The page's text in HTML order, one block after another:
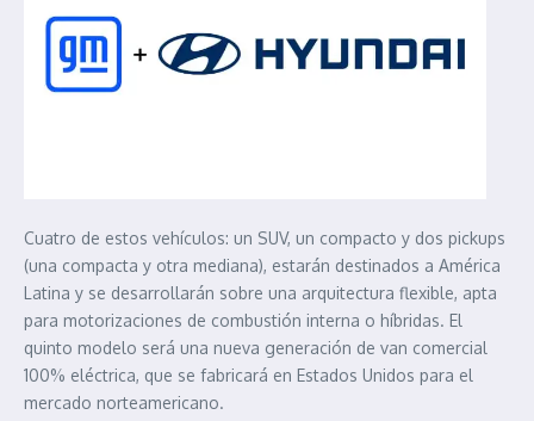
Cuatro de estos vehículos: un SUV, un compacto y dos pickups
(una compacta y otra mediana), estarán destinados a América
Latina y se desarrollarán sobre una arquitectura flexible, apta
para motorizaciones de combustión interna o híbridas. El
quinto modelo será una nueva generación de van comercial
100% eléctrica, que se fabricará en Estados Unidos para el
mercado norteamericano.